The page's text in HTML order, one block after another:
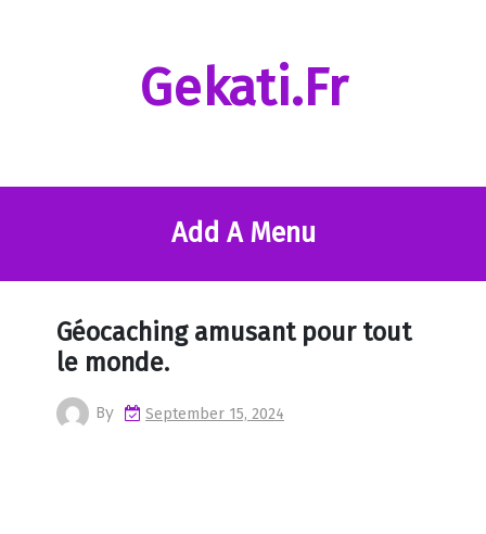
Gekati.fr
Add A Menu
Géocaching amusant pour tout
le monde.
By September 15, 2024